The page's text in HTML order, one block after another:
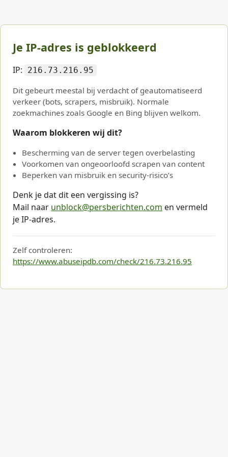
Je IP-adres is geblokkeerd
IP: 216.73.216.95
Dit gebeurt meestal bij verdacht of geautomatiseerd
verkeer (bots, scrapers, misbruik). Normale
zoekmachines zoals Google en Bing blijven welkom.
Waarom blokkeren wij dit?
Bescherming van de server tegen overbelasting
Voorkomen van ongeoorloofd scrapen van content
Beperken van misbruik en security-risico’s
Denk je dat dit een vergissing is?
Mail naar unblock@persberichten.com en vermeld
je IP-adres.
Zelf controleren:
https://www.abuseipdb.com/check/216.73.216.95